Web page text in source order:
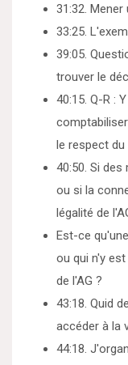
31:32.
33:25.
39:05.
trouver le
40:15. Q-R :
le respect du
40:50. Si
ou si la
légalité de
Est-ce
ou qui n'y
de l'AG ?
43:18. Quid
accéder à la
44:18.